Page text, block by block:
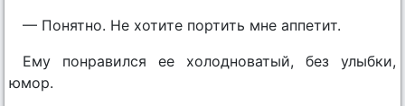
— Понятно. Не хотите портить мне аппетит.
Ему понравился ее холодноватый, без улыбки,
юмор.